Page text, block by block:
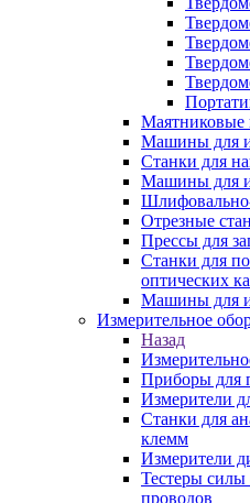
Маятниковые
Машины для
Станки для
Машины для
Отрезные
Прессы для
Станки для
оптических
Машины для
Измерительное
Назад
Приборы для
Измерители
Станки для
клемм
Измерители
Тестеры
проводов